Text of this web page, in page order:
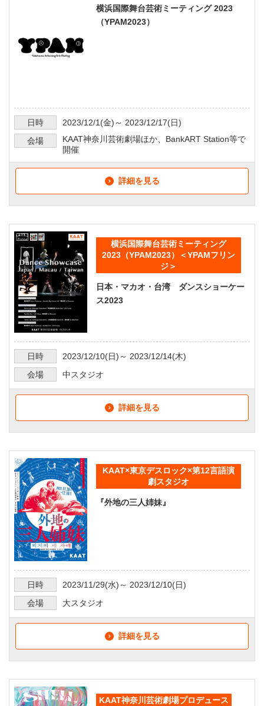
横浜国際舞台芸術ミーティング 2023
（YPAM2023）
日時 2023/12/1(金)～ 2023/12/17(日)
会場
KAAT神奈川芸術劇場ほか、BankART Station等で
開催
詳細を見る
横浜国際舞台芸術ミーティング
2023（YPAM2023）＜YPAMフリン
ジ＞
日本・マカオ・台湾 ダンスショーケー
ス2023
日時 2023/12/10(日)～ 2023/12/14(木)
会場
中スタジオ
詳細を見る
KAAT×東京デスロック×第12言語演
劇スタジオ
『外地の三人姉妹』
日時 2023/11/29(水)～ 2023/12/10(日)
会場
大スタジオ
詳細を見る
KAAT神奈川芸術劇場プロデュース